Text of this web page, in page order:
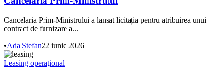
Cancelaria Prim-Ministrului a lansat licitația pentru atribuirea unui
contract de furnizare a...
•Ada Ștefan22 iunie 2026
Leasing operaţional